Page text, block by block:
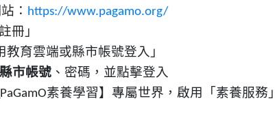
： https://www.pagamo.org/
冊」
育雲端或縣市帳號登入」
縣市帳號 、密碼，並點擊登入
_PaGamO素養學習】專屬世界，啟用「素養服務」